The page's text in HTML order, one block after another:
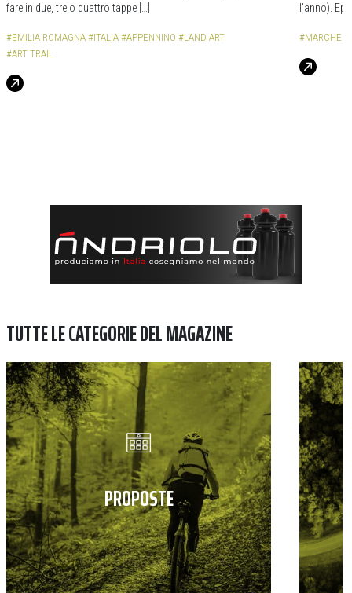
fare in due, tre o quattro tappe […]
#EMILIA ROMAGNA #ITALIA #APPENNINO #LAND ART
#ART TRAIL
l’anno).
#MARCHE
TUTTE LE CATEGORIE DEL MAGAZINE
PROPOSTE